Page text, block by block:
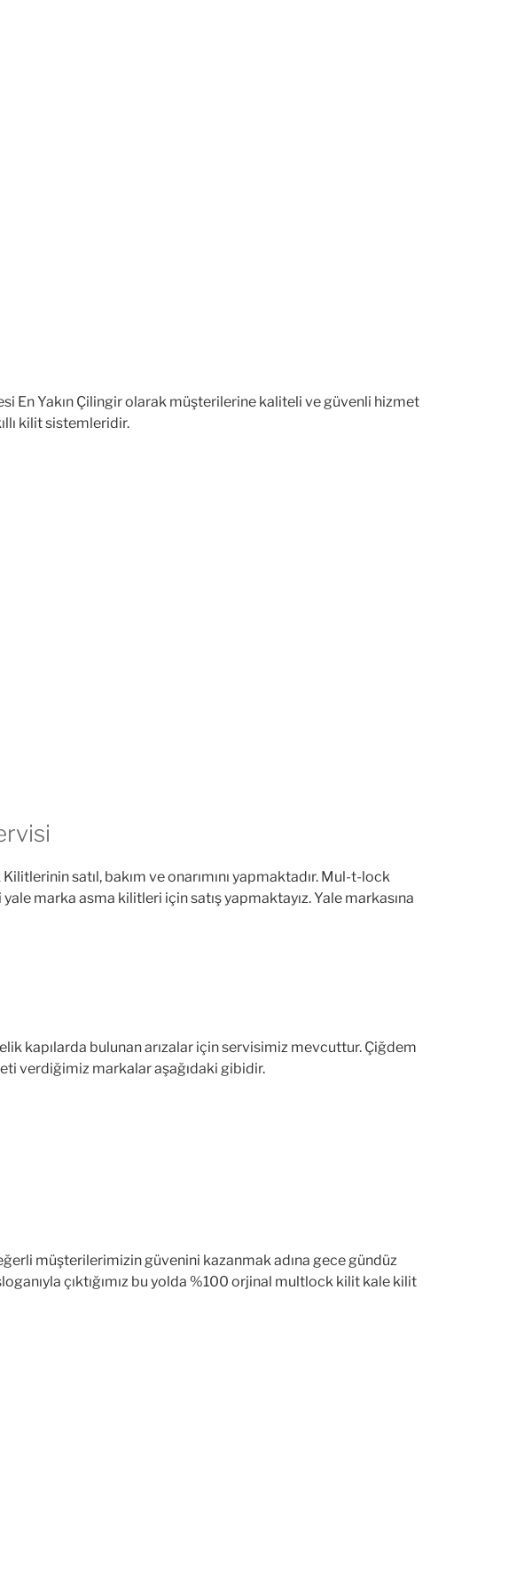
En Yakın Çilingir olarak müşterilerine kaliteli ve güvenli hizmet
kilit sistemleridir.
satıl, bakım ve onarımını yapmaktadır. Mul-t-lock
marka asma kilitleri için satış yapmaktayız. Yale markasına
kapılarda bulunan arızalar için servisimiz mevcuttur. Çiğdem
verdiğimiz markalar aşağıdaki gibidir.
müşterilerimizin güvenini kazanmak adına gece gündüz
çıktığımız bu yolda %100 orjinal multlock kilit kale kilit